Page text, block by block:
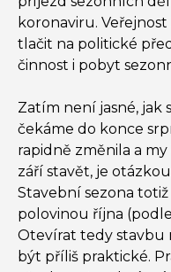
koronaviru.
tlačit na politické
činnost i pobyt
Zatím není jasné, jak
čekáme do konce
rapidně změnila a
září stavět, je
Stavební sezona
polovinou října
Otevírat tedy stavbu
být příliš praktické.